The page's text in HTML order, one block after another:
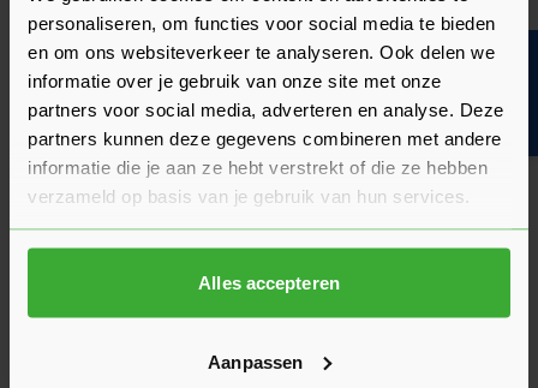
personaliseren, om functies voor social media te bieden
en om ons websiteverkeer te analyseren. Ook delen we
informatie over je gebruik van onze site met onze
partners voor social media, adverteren en analyse. Deze
partners kunnen deze gegevens combineren met andere
informatie die je aan ze hebt verstrekt of die ze hebben
verzameld op basis van je gebruik van hun services.
Alles accepteren
Aanpassen
product. We hebben de belangrijkste onderwerpen alvast
voor je op een rij gezet zodat je snel verder kunt.
Kun je het antwoord op jouw vraag niet vinden? Neem dan
gerust contact op met een van onze experts we helpen je
graag verder!
Stel je vraag
Wat is de actuele levertijd?